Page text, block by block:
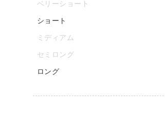
ベリーショート
ショート
ミディアム
セミロング
ロング